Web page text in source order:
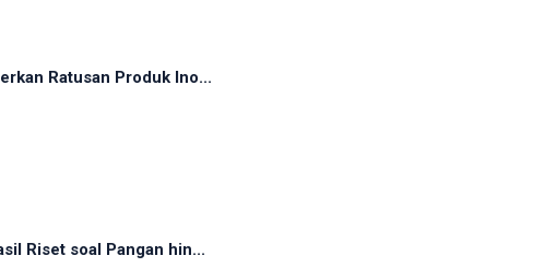
Ratusan Produk Ino...
Riset soal Pangan hin...